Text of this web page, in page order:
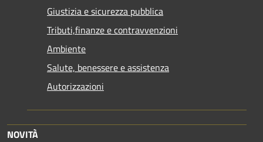
Giustizia e sicurezza pubblica
Tributi,finanze e contravvenzioni
Ambiente
Salute, benessere e assistenza
Autorizzazioni
NOVITÀ